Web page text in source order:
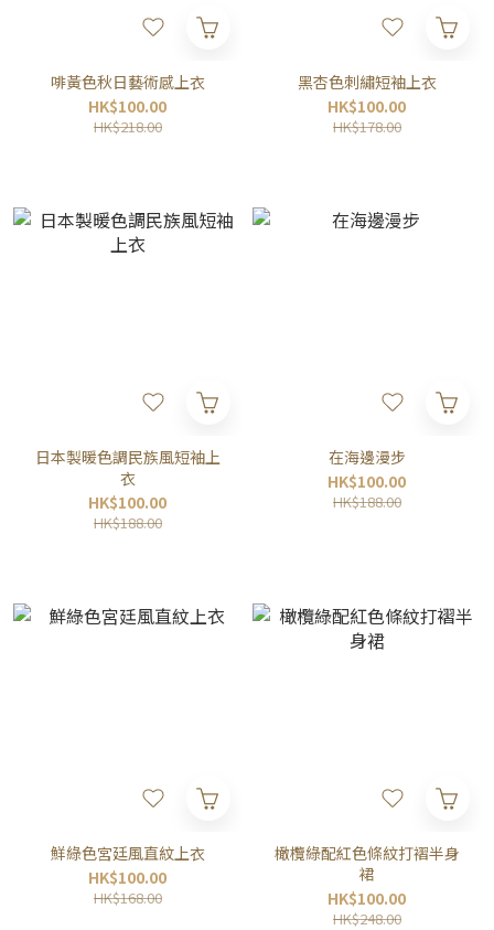
啡黃色秋日藝術感上衣
HK$100.00
HK$218.00
黑杏色刺繡短袖上衣
HK$100.00
HK$178.00
日本製暖色調民族風短袖上
衣
HK$100.00
HK$188.00
在海邊漫步
HK$100.00
HK$188.00
鮮綠色宮廷風直紋上衣
HK$100.00
HK$168.00
橄欖綠配紅色條紋打褶半身
裙
HK$100.00
HK$248.00